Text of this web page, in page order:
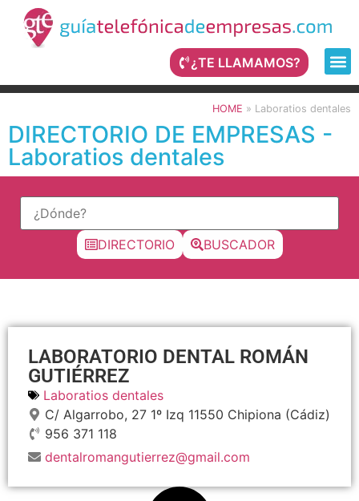
¿TE LLAMAMOS?
HOME » Laboratios dentales
DIRECTORIO DE EMPRESAS -
Laboratios dentales
DIRECTORIO BUSCADOR
LABORATORIO DENTAL ROMÁN
GUTIÉRREZ
Laboratios dentales
C/ Algarrobo, 27 1º Izq 11550 Chipiona (Cádiz)
956 371 118
dentalromangutierrez@gmail.com